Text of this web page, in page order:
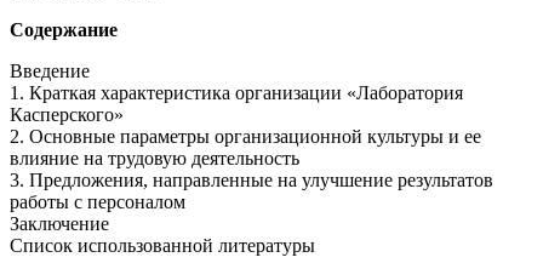
Содержание
Введение
1. Краткая характеристика организации «Лаборатория
Касперского»
2. Основные параметры организационной культуры и ее
влияние на трудовую деятельность
3. Предложения, направленные на улучшение результатов
работы с персоналом
Заключение
Список использованной литературы